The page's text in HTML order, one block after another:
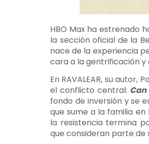
HBO Max ha estrenado
la sección oficial de la
nace de la experiencia
cara a la gentrificación y
En RAVALEAR, su
el conflicto central:
fondo de inversión y se
que sume a la familia
la resistencia termina
que consideran parte de